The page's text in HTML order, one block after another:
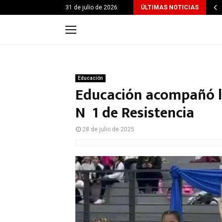
31 de julio de 2026 ÚLTIMAS NOTICIAS
Educación
Educación
Nº 1 de Resistencia
28 de julio de 2025